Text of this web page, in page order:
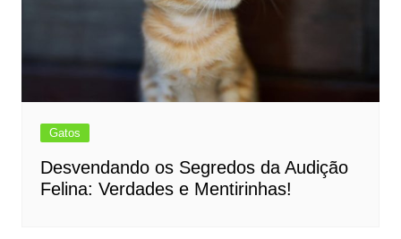
Gatos
Desvendando os Segredos da Audição
Felina: Verdades e Mentirinhas!